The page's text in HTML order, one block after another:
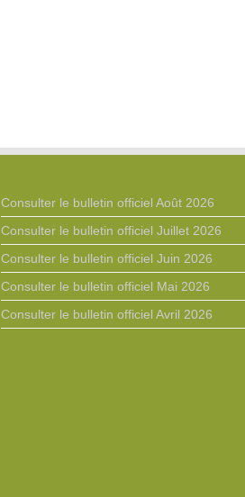
Consulter le bulletin officiel Août 2026
Consulter le bulletin officiel Juillet 2026
Consulter le bulletin officiel Juin 2026
Consulter le bulletin officiel Mai 2026
Consulter le bulletin officiel Avril 2026